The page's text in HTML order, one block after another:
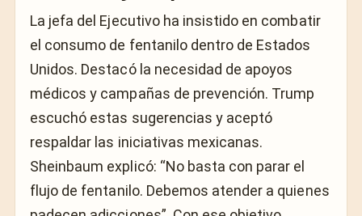
La jefa del Ejecutivo ha insistido en combatir
el consumo de fentanilo dentro de Estados
Unidos. Destacó la necesidad de apoyos
médicos y campañas de prevención. Trump
escuchó estas sugerencias y aceptó
respaldar las iniciativas mexicanas.
Sheinbaum explicó: “No basta con parar el
flujo de fentanilo. Debemos atender a quienes